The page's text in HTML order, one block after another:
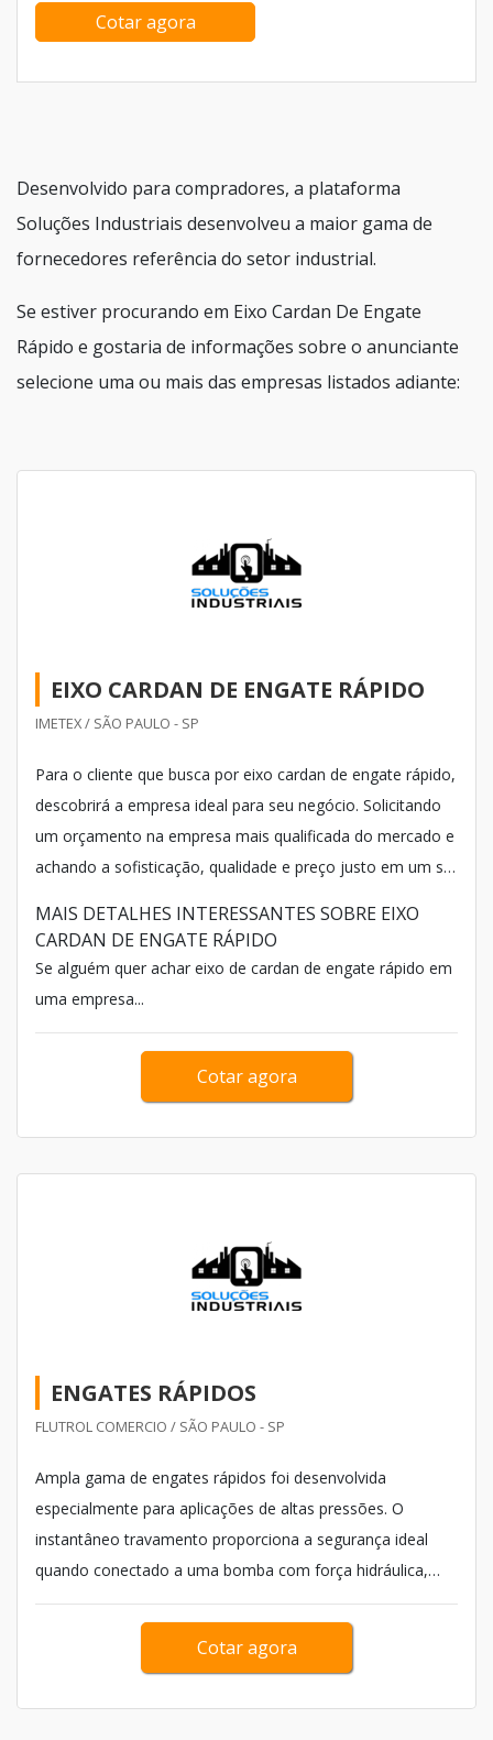
Cotar agora
Desenvolvido para compradores, a plataforma
Soluções Industriais desenvolveu a maior gama de
fornecedores referência do setor industrial.
Se estiver procurando em Eixo Cardan De Engate
Rápido e gostaria de informações sobre o anunciante
selecione uma ou mais das empresas listados adiante:
EIXO CARDAN DE ENGATE RÁPIDO
IMETEX / SÃO PAULO - SP
Para o cliente que busca por eixo cardan de engate rápido,
descobrirá a empresa ideal para seu negócio. Solicitando
um orçamento na empresa mais qualificada do mercado e
achando a sofisticação, qualidade e preço justo em um só
MAIS DETALHES INTERESSANTES SOBRE EIXO
CARDAN DE ENGATE RÁPIDO
Se alguém quer achar eixo de cardan de engate rápido em
uma empresa...
Cotar agora
ENGATES RÁPIDOS
FLUTROL COMERCIO / SÃO PAULO - SP
Ampla gama de engates rápidos foi desenvolvida
especialmente para aplicações de altas pressões. O
instantâneo travamento proporciona a segurança ideal
quando conectado a uma bomba com força hidráulica,
bate-estacas, equipamentos de resgate, ferramentas de
torque, tensionadores, sistemas de aperto, etc. Em geral,
ao utilizar-se de Engates rápidos para água o material
Cotar agora